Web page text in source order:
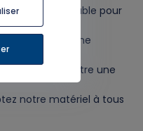
mémorable pour
réception en une
chaque rencontre une
notre matériel à tous